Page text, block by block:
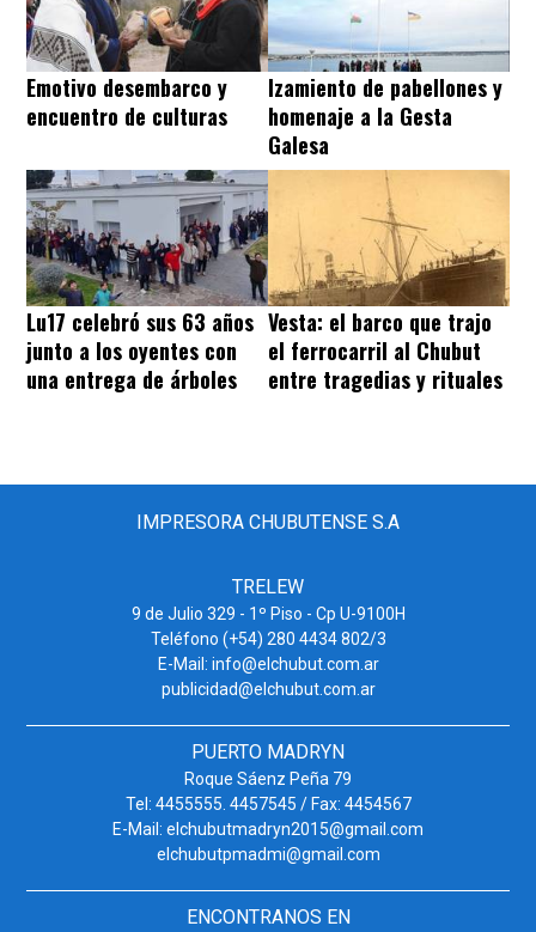
Emotivo desembarco y
encuentro de culturas
Izamiento de pabellones y
homenaje a la Gesta
Galesa
Lu17 celebró sus 63 años
junto a los oyentes con
una entrega de árboles
Vesta: el barco que trajo
el ferrocarril al Chubut
entre tragedias y rituales
IMPRESORA CHUBUTENSE S.A
TRELEW
9 de Julio 329 - 1º Piso - Cp U-9100H
Teléfono (+54) 280 4434 802/3
E-Mail: info@elchubut.com.ar
publicidad@elchubut.com.ar
PUERTO MADRYN
Roque Sáenz Peña 79
Tel: 4455555. 4457545 / Fax: 4454567
E-Mail: elchubutmadryn2015@gmail.com
elchubutpmadmi@gmail.com
ENCONTRANOS EN